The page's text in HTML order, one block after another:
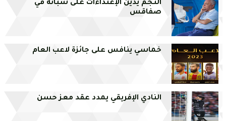
النجم يُدين الإعتداءات على شُبّانه في
صفاقس
خماسي ينافس على جائزة لاعب العام
النادي الإفريقي يمدد عقد معز حسن